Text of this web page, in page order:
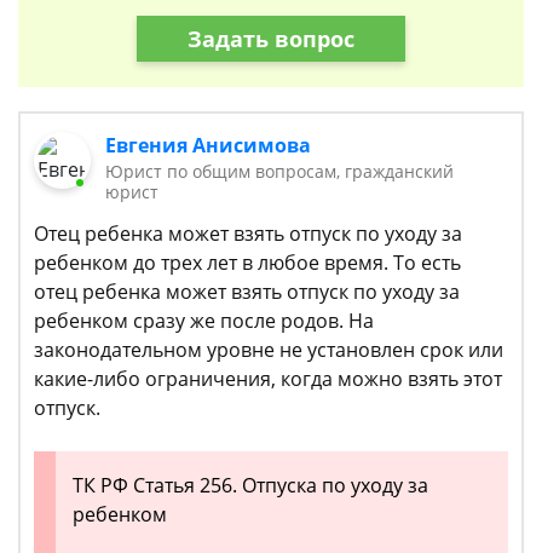
Задать вопрос
Евгения Анисимова
Юрист по общим вопросам, гражданский
юрист
Отец ребенка может взять отпуск по уходу за
ребенком до трех лет в любое время. То есть
отец ребенка может взять отпуск по уходу за
ребенком сразу же после родов. На
законодательном уровне не установлен срок или
какие-либо ограничения, когда можно взять этот
отпуск.
ТК РФ Статья 256. Отпуска по уходу за
ребенком